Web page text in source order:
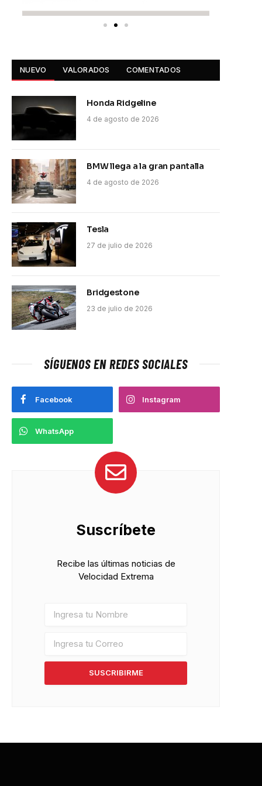
NUEVO VALORADOS COMENTADOS
Honda Ridgeline
4 de agosto de 2026
BMW llega a la gran pantalla
4 de agosto de 2026
Tesla
27 de julio de 2026
Bridgestone
23 de julio de 2026
SÍGUENOS EN REDES SOCIALES
Facebook Instagram
WhatsApp
Suscríbete
Recibe las últimas noticias de
Velocidad Extrema
SUSCRIBIRME